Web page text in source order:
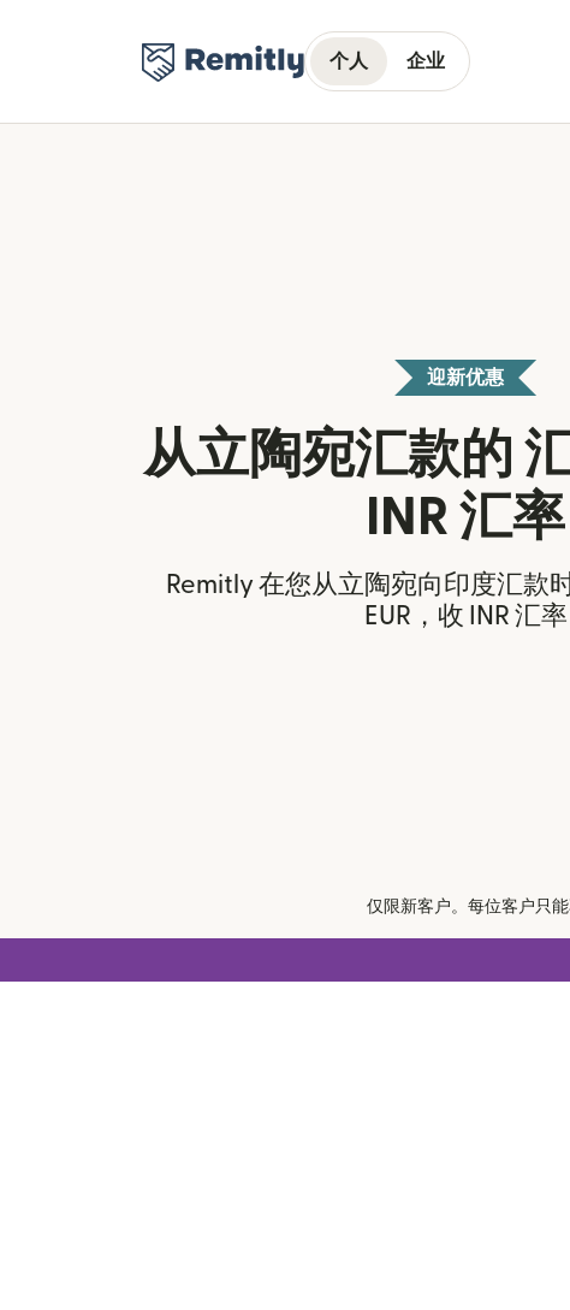
个人 企业
迎新优惠
从立陶宛汇款的
INR 汇率
Remitly 在您从立陶宛向印度汇款
EUR，收 INR 汇率
仅限新客户。每位客户只